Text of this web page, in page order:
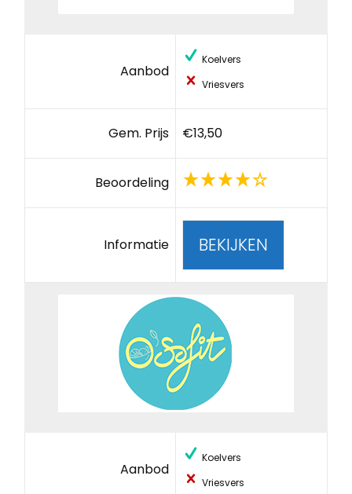
Aanbod
Koelvers
Vriesvers
Gem. Prijs €13,50
Beoordeling
Informatie BEKIJKEN
Aanbod
Koelvers
Vriesvers